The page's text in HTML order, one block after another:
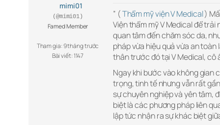
mimi01
(@mimi01)
Famed Member
Tham gia: 9 tháng trước
Bài viết: 1147
” (Thẩm mỹ viện V Medical)
Viện thẩm mỹ V Medical để
quan tâm đến chăm sóc da,
pháp vừa hiệu quả vừa an
thân trước đó tại V Medical, cô
Ngay khi bước vào không gian
trọng, tinh tế nhưng vẫn rất
sự chuyên nghiệp và yên tâm,
biệt là các phương pháp liên
lập tức nhận ra sự khác biệt